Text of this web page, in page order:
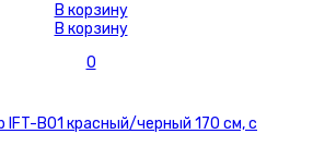
В корзину
В корзину
0